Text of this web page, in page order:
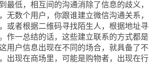
低，相互间的沟通消除了信息的歧义，
无数个用户，你跟谁建立微信沟通关系，
或者根据二维码寻找陌生人，根据地址寻
作一总结的话，这些建立联系的方式都是
用户信息出现在不同的场合，就具备了不
出现在商场里，可能是购物者，出现在行